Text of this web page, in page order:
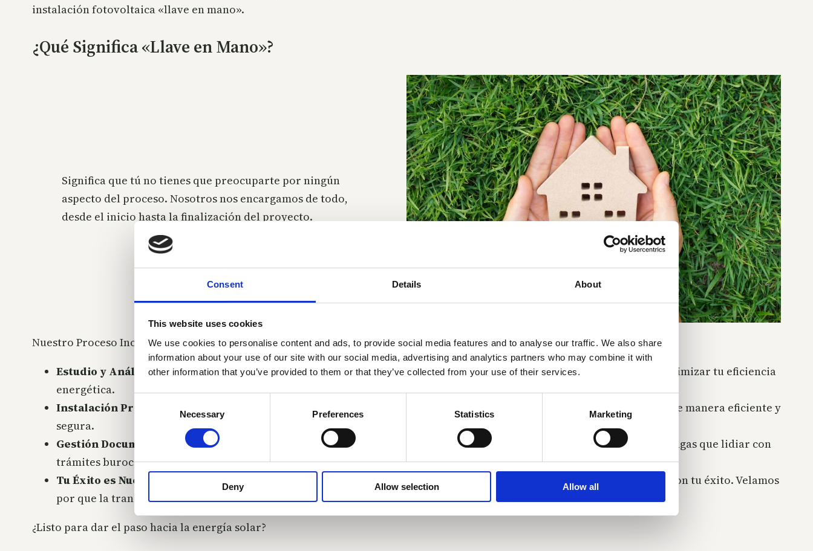
Consent Details About
This website uses cookies
We use cookies to personalise content and ads, to provide social media features and to analyse our traffic. We also share
information about your use of our site with our social media, advertising and analytics partners who may combine it with
other information that you’ve provided to them or that they’ve collected from your use of their services.
Necessary Preferences Statistics Marketing
Deny Allow selection Allow all
instalación fotovoltaica «llave en mano».
¿Qué Significa «Llave en Mano»?
Significa que tú no tienes que preocuparte por ningún
aspecto del proceso. Nosotros nos encargamos de todo,
desde el inicio hasta la finalización del proyecto.
Nuestro Proceso Incluye:
Estudio y Análisis de Suministros:Evaluamos tus suministros energéticos actuales y diseñamos una solución para maximizar tu eficiencia
energética.
Instalación Profesional: Nuestro equipo altamente capacitado se encarga de la instalación de las placas fotovoltaicas de manera eficiente y
segura.
Gestión Documental
: Nos encargamos de toda la documentación necesaria ante los organismos oficiales para que no tengas que lidiar con
trámites burocráticos.
Tu Éxito es Nuestra Prioridad
: Desde el principio hasta el final del proyecto, estamos comprometidos personalmente con tu éxito. Velamos
por que la transición a la energía solar sea un proceso sin complicaciones y exitoso.
¿Listo para dar el paso hacia la energía solar?